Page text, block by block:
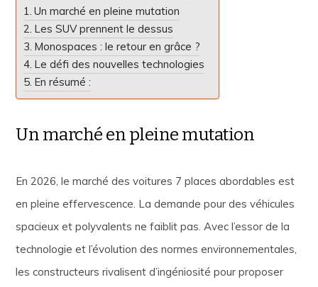
Un marché en pleine mutation
Les SUV prennent le dessus
Monospaces : le retour en grâce ?
Le défi des nouvelles technologies
En résumé :
Un marché en pleine mutation
En 2026, le marché des voitures 7 places abordables est
en pleine effervescence. La demande pour des véhicules
spacieux et polyvalents ne faiblit pas. Avec l’essor de la
technologie et l’évolution des normes environnementales,
les constructeurs rivalisent d’ingéniosité pour proposer